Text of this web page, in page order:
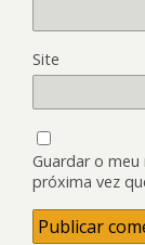
Site
Guardar o
próxima vez